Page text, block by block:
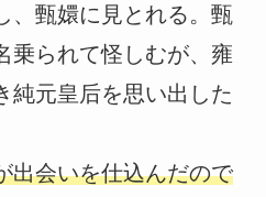
、甄嬛に見とれる。甄
乗られて怪しむが、雍
純元皇后を思い出した
出会いを仕込んだので